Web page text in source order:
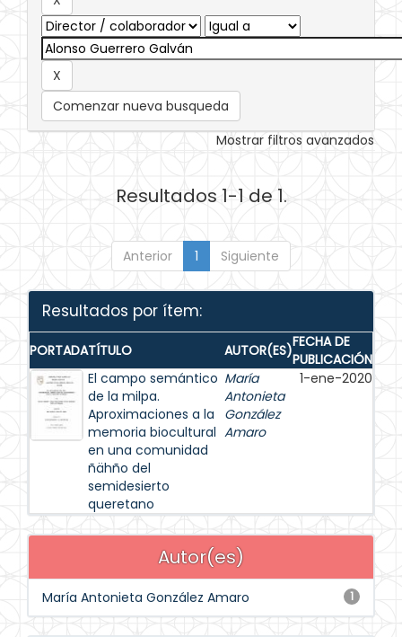
Comenzar nueva busqueda
Mostrar filtros avanzados
Resultados 1-1 de 1.
Anterior 1 Siguiente
Resultados por ítem:
PORTADATÍTULO AUTOR(ES)FECHA DE
PUBLICACIÓN
El campo semántico
de la milpa.
Aproximaciones a la
memoria biocultural
en una comunidad
ñähño del
semidesierto
queretano
María
Antonieta
González
Amaro
1-ene-2020
Autor(es)
1
María Antonieta González Amaro